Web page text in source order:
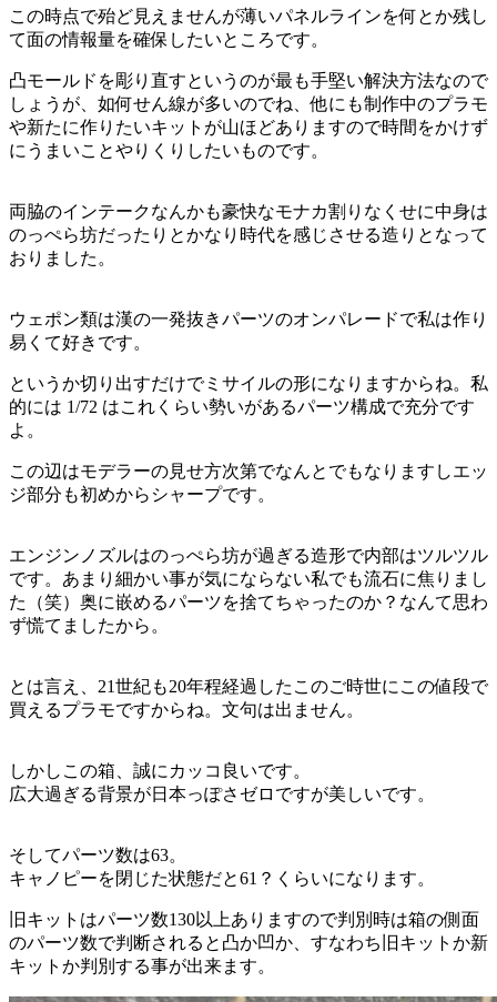
この時点で殆ど見えませんが薄いパネルラインを何とか残し
て面の情報量を確保したいところです。
凸モールドを彫り直すというのが最も手堅い解決方法なので
しょうが、如何せん線が多いのでね、他にも制作中のプラモ
や新たに作りたいキットが山ほどありますので時間をかけず
にうまいことやりくりしたいものです。
両脇のインテークなんかも豪快なモナカ割りなくせに中身は
のっぺら坊だったりとかなり時代を感じさせる造りとなって
おりました。
ウェポン類は漢の一発抜きパーツのオンパレードで私は作り
易くて好きです。
というか切り出すだけでミサイルの形になりますからね。私
的には 1/72 はこれくらい勢いがあるパーツ構成で充分です
よ。
この辺はモデラーの見せ方次第でなんとでもなりますしエッ
ジ部分も初めからシャープです。
エンジンノズルはのっぺら坊が過ぎる造形で内部はツルツル
です。あまり細かい事が気にならない私でも流石に焦りまし
た（笑）奥に嵌めるパーツを捨てちゃったのか？なんて思わ
ず慌てましたから。
とは言え、21世紀も20年程経過したこのご時世にこの値段で
買えるプラモですからね。文句は出ません。
しかしこの箱、誠にカッコ良いです。
広大過ぎる背景が日本っぽさゼロですが美しいです。
そしてパーツ数は63。
キャノピーを閉じた状態だと61？くらいになります。
旧キットはパーツ数130以上ありますので判別時は箱の側面
のパーツ数で判断されると凸か凹か、すなわち旧キットか新
キットか判別する事が出来ます。